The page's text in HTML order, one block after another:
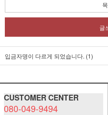
글
입금자명이 다르게 되었습니다. (1)
CUSTOMER CENTER
080-049-9494